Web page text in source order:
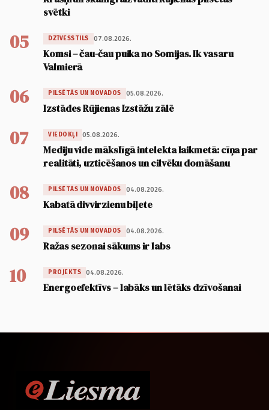
svētki
05 DZĪVESSTILS 07.08.2026.
Komsi – čau-čau puika no Somijas. Ik vasaru
Valmierā
06 PILSĒTĀS UN NOVADOS 05.08.2026.
Izstādes Rūjienas Izstāžu zālē
07 VIEDOKĻI 05.08.2026.
Mediju vide mākslīgā intelekta laikmetā: cīņa par
realitāti, uzticēšanos un cilvēku domāšanu
08 PILSĒTĀS UN NOVADOS 04.08.2026.
Kabatā divvirzienu biļete
09 PILSĒTĀS UN NOVADOS 04.08.2026.
Ražas sezonai sākums ir labs
10 PROJEKTS 04.08.2026.
Energoefektīvs – labāks un lētāks dzīvošanai